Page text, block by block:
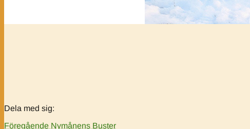
Dela med sig:
Föregående Nymånens Buster